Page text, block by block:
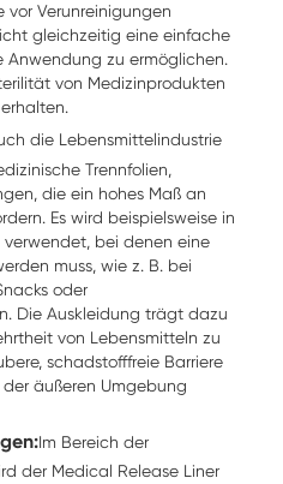
vor Verunreinigungen
gleichzeitig eine einfache
Anwendung zu ermöglichen.
von Medizinprodukten
die Lebensmittelindustrie
Trennfolien,
die ein hohes Maß an
Es wird beispielsweise in
bei denen eine
muss, wie z. B. bei
oder
Die Auskleidung trägt dazu
von Lebensmitteln zu
schadstofffreie Barriere
äußeren Umgebung
Im Bereich der
der Medical Release Liner